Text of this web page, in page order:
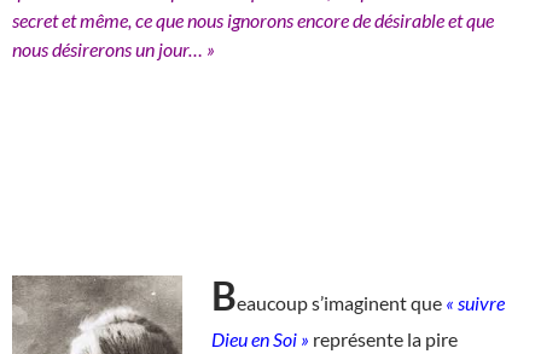
secret et même, ce que nous ignorons encore de désirable et que
nous désirerons un jour… »
Beaucoup s’imaginent que « suivre
Dieu en Soi » représente la pire